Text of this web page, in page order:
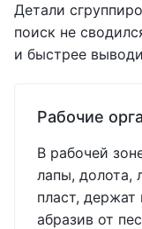
Детали
поиск не
и быстрее
Рабочие
В рабочей
лапы, долота,
пласт, держат
абразив от